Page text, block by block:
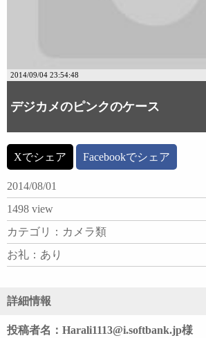
2014/09/04 23:54:48
デジカメのピンクのケース
Xでシェア Facebookでシェア
2014/08/01
1498 view
カテゴリ：カメラ類
お礼：あり
詳細情報
投稿者名：Harali1113@i.softbank.jp様